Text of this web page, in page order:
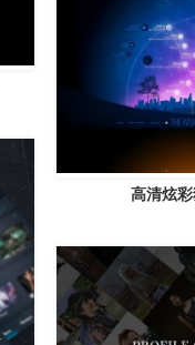
高清炫